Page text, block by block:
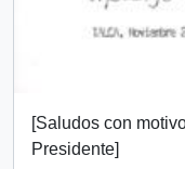
[Saludos con
Presidente]